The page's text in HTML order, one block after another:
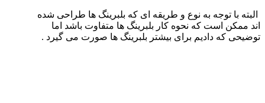
البته با توجه به نوع و طریقه ای که بلبرینگ ها طراحی شده
اند ممکن است که نحوه کار بلبرینگ ها متفاوت باشد اما
توضیحی که دادیم برای بیشتر بلبرینگ ها صورت می گیرد .